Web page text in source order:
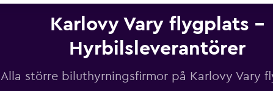
Karlovy Vary flygplats –
Hyrbilsleverantörer
Alla större biluthyrningsfirmor på Karlovy Vary